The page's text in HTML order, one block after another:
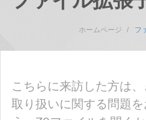
ホームページ フ
こちらに来訪した方は
取り扱いに関する問題